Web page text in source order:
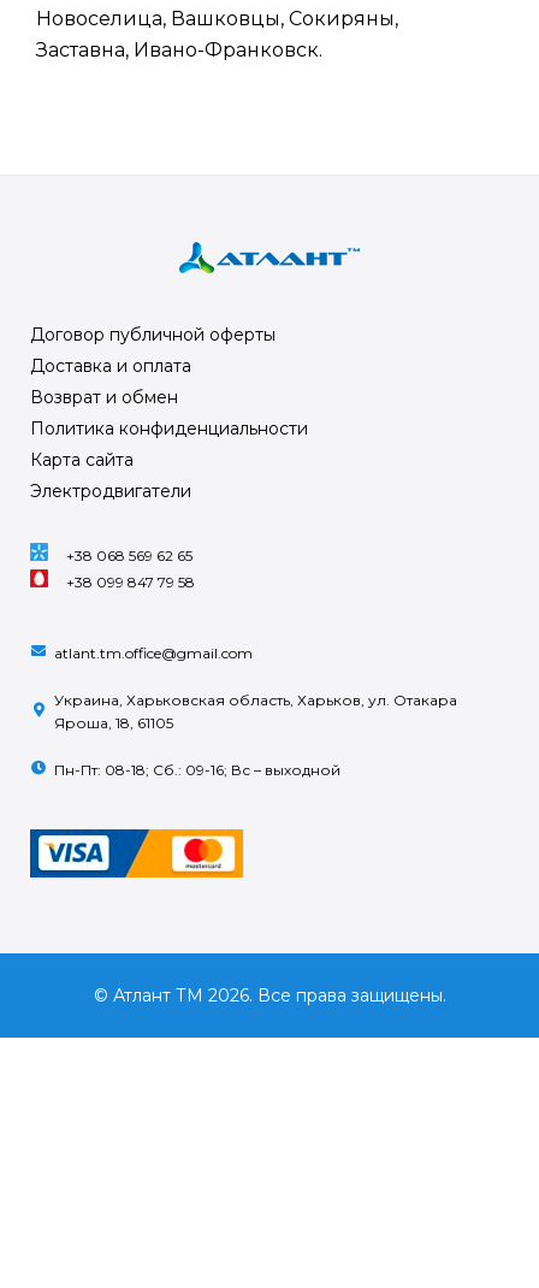
Новоселица, Вашковцы, Сокиряны,
Заставна, Ивано-Франковск.
Договор публичной оферты
Доставка и оплата
Возврат и обмен
Политика конфиденциальности
Карта сайта
Электродвигатели
+38 068 569 62 65
+38 099 847 79 58
atlant.tm.office@gmail.com
Украина, Харьковская область, Харьков, ул. Отакара
Яроша, 18, 61105
Пн-Пт: 08-18; Сб.: 09-16; Вс – выходной
© Атлант ТМ 2026. Все права защищены.